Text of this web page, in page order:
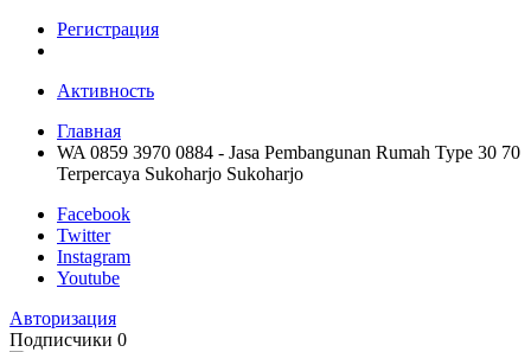
Регистрация
Активность
Главная
WA 0859 3970 0884 - Jasa Pembangunan Rumah Type 30 70
Terpercaya Sukoharjo Sukoharjo
Facebook
Twitter
Instagram
Youtube
Авторизация
Подписчики 0